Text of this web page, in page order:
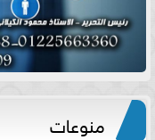
منوعات